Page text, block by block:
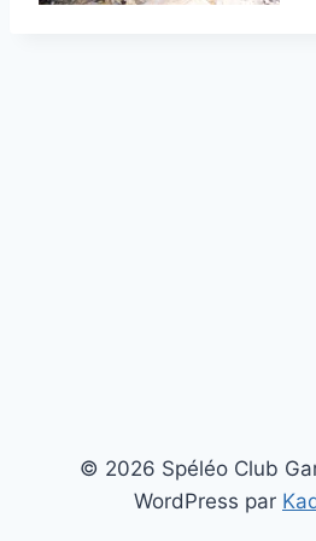
© 2026 Spéléo Club
WordPress par